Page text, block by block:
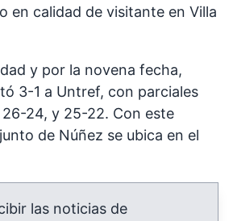
en calidad de visitante en Villa
y por la novena fecha,
3-1 a Untref, con parciales
24, y 25-22. Con este
de Núñez se ubica en el
las noticias de